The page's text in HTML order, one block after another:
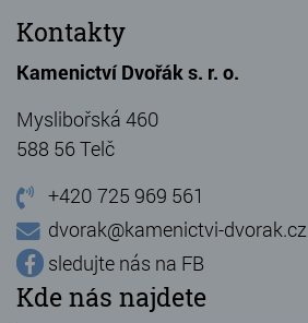
Kontakty
Kamenictví Dvořák s. r. o.
Myslibořská 460
588 56 Telč
+420 725 969 561
dvorak@kamenictvi-dvorak.cz
sledujte nás na FB
Kde nás najdete